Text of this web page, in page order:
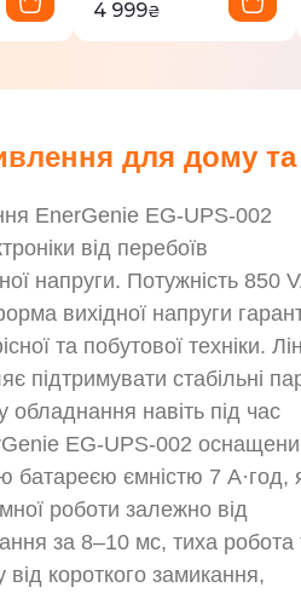
4 999₴
для дому
EnerGenie EG-UPS-002
від перебоїв
напруги. Потужність 850
вихідної напруги
та побутової техніки.
підтримувати стабільні
навіть під час
EG-UPS-002
батареєю ємністю 7 А·год,
роботи залежно від
за 8–10 мс, тиха робота
від короткого замикання,